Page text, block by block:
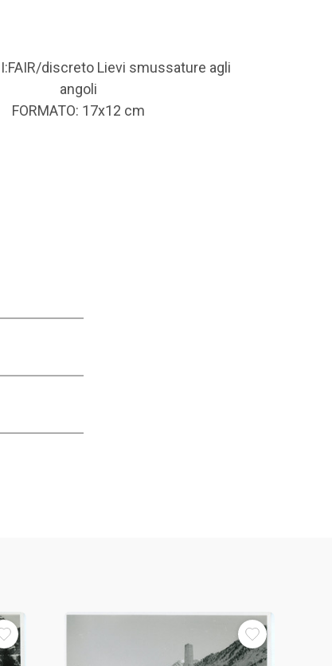
discreto Lievi smussature agli
angoli
FORMATO: 17x12 cm